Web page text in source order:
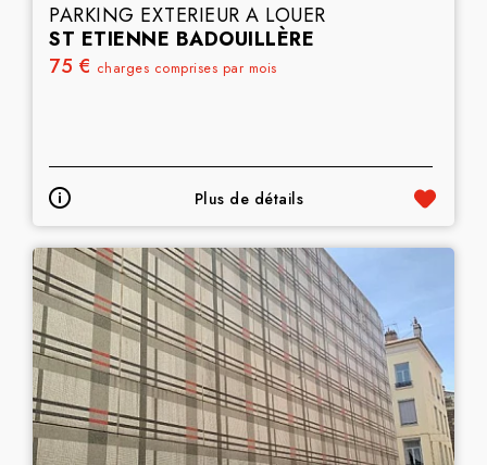
PARKING EXTERIEUR A LOUER
ST ETIENNE BADOUILLÈRE
75 € charges comprises par mois
Plus de détails